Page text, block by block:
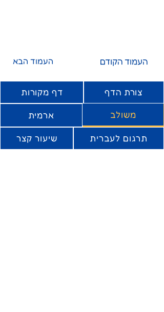
העמוד הבא העמוד הקודם
צורת הדף דף מקורות
משולב ארמית
תרגום לעברית שיעור קצר